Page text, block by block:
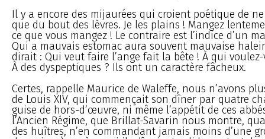
Il y a encore des mijaurées qui croient poétique de
que du bout des lèvres. Je les plains ! Mangez
ce que vous mangez ! Le contraire est l’indice d’un
Qui a mauvais estomac aura souvent mauvaise
dirait : Qui veut faire l’ange fait la bête ! À qui
À des dyspeptiques ? Ils ont un caractère fâcheux.
Certes, rappelle Maurice de Waleffe, nous n’avons
de Louis XIV, qui commençait son dîner par quatre
guise de hors-d’œuvre, ni même l’appétit de ces
l’Ancien Régime, que Brillat-Savarin nous montre,
des huîtres, n’en commandant jamais moins d’une